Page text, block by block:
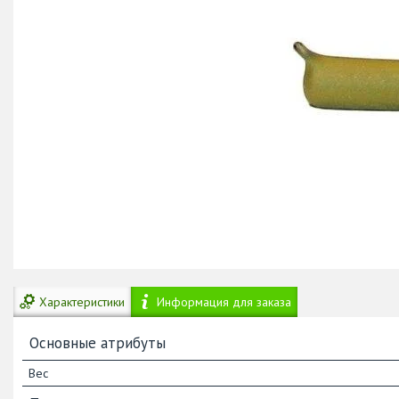
Характеристики Информация для заказа
Основные атрибуты
Вес